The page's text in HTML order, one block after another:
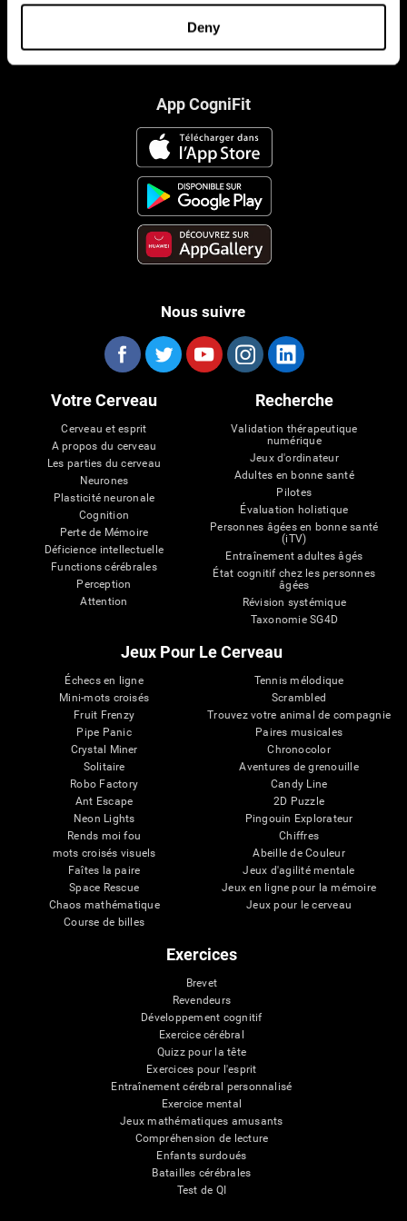
Deny
App CogniFit
Nous suivre
Votre Cerveau
Cerveau et esprit
A propos du cerveau
Les parties du cerveau
Neurones
Plasticité neuronale
Cognition
Perte de Mémoire
Déficience intellectuelle
Functions cérébrales
Perception
Attention
Recherche
Validation thérapeutique
numérique
Jeux d'ordinateur
Adultes en bonne santé
Pilotes
Évaluation holistique
Personnes âgées en bonne santé
(iTV)
Entraînement adultes âgés
État cognitif chez les personnes
âgées
Révision systémique
Taxonomie SG4D
Jeux Pour Le Cerveau
Échecs en ligne
Mini-mots croisés
Fruit Frenzy
Pipe Panic
Crystal Miner
Solitaire
Robo Factory
Ant Escape
Neon Lights
Rends moi fou
mots croisés visuels
Faîtes la paire
Space Rescue
Chaos mathématique
Course de billes
Tennis mélodique
Scrambled
Trouvez votre animal de compagnie
Paires musicales
Chronocolor
Aventures de grenouille
Candy Line
2D Puzzle
Pingouin Explorateur
Chiffres
Abeille de Couleur
Jeux d'agilité mentale
Jeux en ligne pour la mémoire
Jeux pour le cerveau
Exercices
Brevet
Revendeurs
Développement cognitif
Exercice cérébral
Quizz pour la tête
Exercices pour l'esprit
Entraînement cérébral personnalisé
Exercice mental
Jeux mathématiques amusants
Compréhension de lecture
Enfants surdoués
Batailles cérébrales
Test de QI